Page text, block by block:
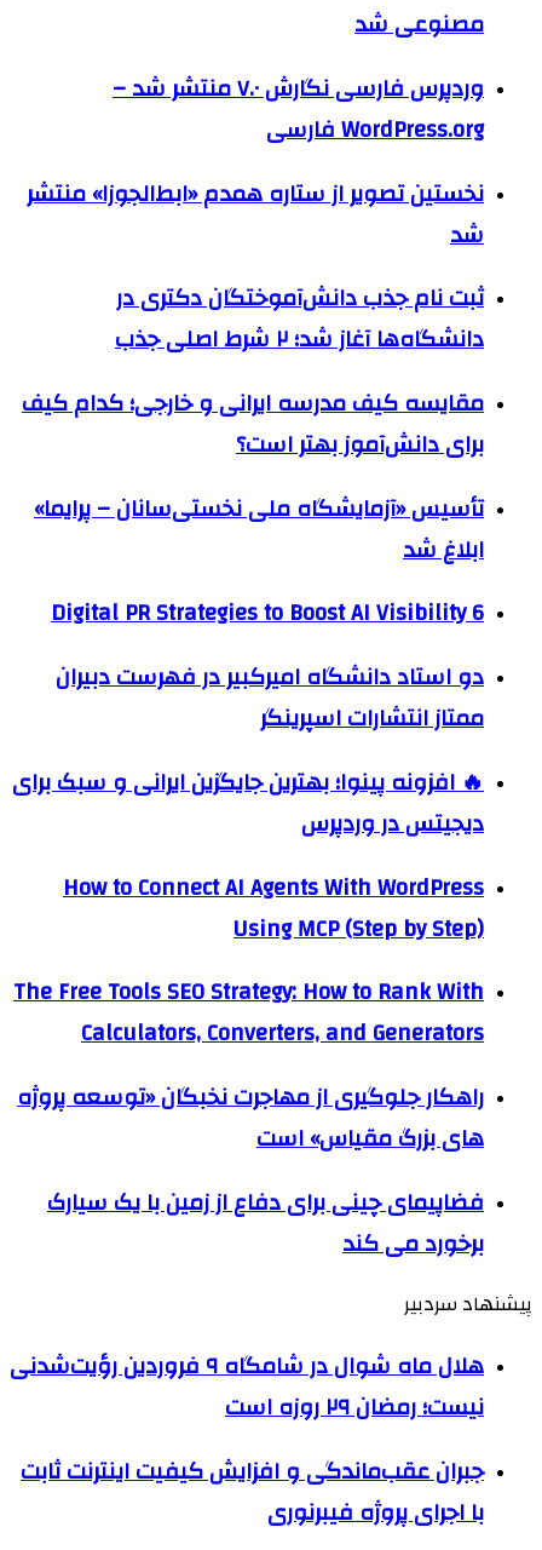
مصنوعی شد
وردپرس فارسی نگارش ۷.۰ منتشر شد –
WordPress.org فارسی
نخستین تصویر از ستاره همدم «ابط‌الجوزا» منتشر
شد
ثبت نام جذب دانش‌آموختگان دکتری در
دانشگاه‌ها آغاز شد؛ ۲ شرط اصلی جذب
مقایسه کیف مدرسه ایرانی و خارجی؛ کدام کیف
برای دانش‌آموز بهتر است؟
تأسیس «آزمایشگاه ملی نخستی‌سانان – پرایما»
ابلاغ شد
6 Digital PR Strategies to Boost AI Visibility
دو استاد دانشگاه امیرکبیر در فهرست دبیران
ممتاز انتشارات اسپرینگر
🔥 افزونه پینوا؛ بهترین جایگزین ایرانی و سبک برای
دیجیتس در وردپرس
How to Connect AI Agents With WordPress
Using MCP (Step by Step)
The Free Tools SEO Strategy: How to Rank With
Calculators, Converters, and Generators
راهکار جلوگیری از مهاجرت نخبگان «توسعه پروژه
های بزرگ مقیاس» است
فضاپیمای چینی برای دفاع از زمین با یک سیارک
برخورد می کند
پیشنهاد سردبیر
هلال ماه شوال در شامگاه ۹ فروردین رؤیت‌شدنی
نیست؛ رمضان ۲۹ روزه است
جبران عقب‌ماندگی‌ و افزایش کیفیت اینترنت ثابت
با اجرای پروژه فیبرنوری